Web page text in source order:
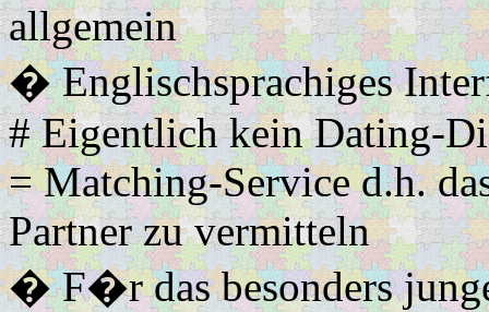
allgemein
� Englischsprachiges
# Eigentlich kein Dating-
= Matching-Service d.h.
Partner zu vermitteln
� F�r das besonders